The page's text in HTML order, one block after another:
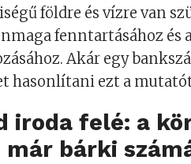
földre és vízre van
fenntartásához és
Akár egy
hasonlítani ezt a
iroda felé: a
már bárki